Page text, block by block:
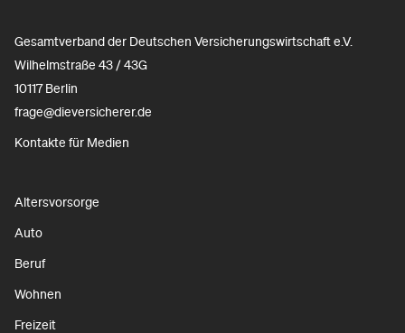
Gesamtverband der Deutschen Versicherungswirtschaft e.V.
Wilhelmstraße 43 / 43G
10117 Berlin
frage@dieversicherer.de
Kontakte für Medien
Altersvorsorge
Auto
Beruf
Wohnen
Freizeit